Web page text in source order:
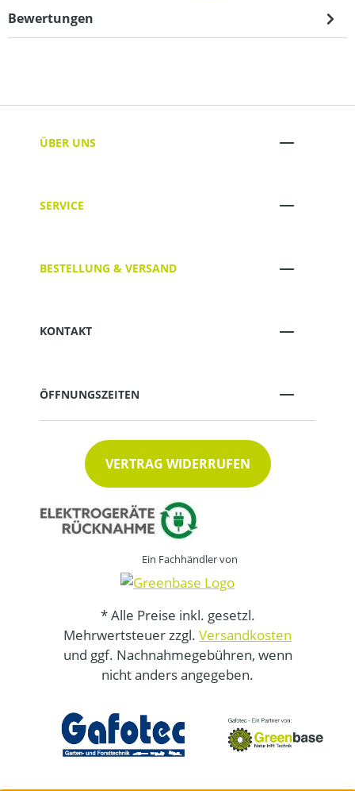
Bewertungen
ÜBER UNS
SERVICE
BESTELLUNG & VERSAND
KONTAKT
ÖFFNUNGSZEITEN
VERTRAG WIDERRUFEN
Ein Fachhändler von
* Alle Preise inkl. gesetzl.
Mehrwertsteuer zzgl. Versandkosten
und ggf. Nachnahmegebühren, wenn
nicht anders angegeben.